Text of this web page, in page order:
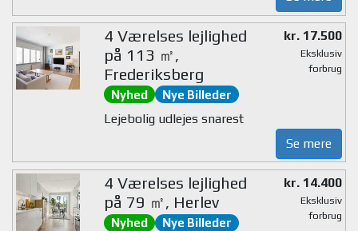
4 Værelses lejlighed
på 113 ㎡,
Frederiksberg
Nyhed Nye Billeder
kr. 17.500
Eksklusiv
forbrug
Lejebolig udlejes snarest
Se mere
4 Værelses lejlighed
på 79 ㎡, Herlev
Nyhed Nye Billeder
kr. 14.400
Eksklusiv
forbrug